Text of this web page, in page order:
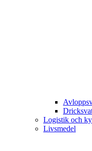
Logistik och
Livsmedel